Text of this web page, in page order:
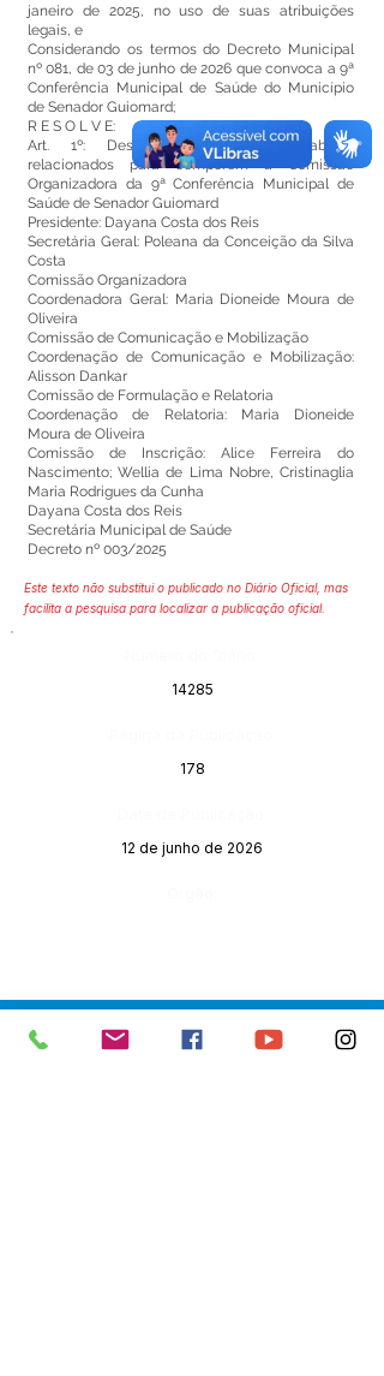
janeiro de 2025, no uso de suas atribuições
legais, e
Considerando os termos do Decreto Municipal
nº 081, de 03 de junho de 2026 que convoca a 9ª
Conferência Municipal de Saúde do Município
de Senador Guiomard;
R E S O L V E:
Art. 1º: Designar os membros abaixo
relacionados para comporem a Comissão
Organizadora da 9ª Conferência Municipal de
Saúde de Senador Guiomard
Presidente: Dayana Costa dos Reis
Secretária Geral: Poleana da Conceição da Silva
Costa
Comissão Organizadora
Coordenadora Geral: Maria Dioneide Moura de
Oliveira
Comissão de Comunicação e Mobilização
Coordenação de Comunicação e Mobilização:
Alisson Dankar
Comissão de Formulação e Relatoria
Coordenação de Relatoria: Maria Dioneide
Moura de Oliveira
Comissão de Inscrição: Alice Ferreira do
Nascimento; Wellia de Lima Nobre, Cristinaglia
Maria Rodrigues da Cunha
Dayana Costa dos Reis
Secretária Municipal de Saúde
Decreto nº 003/2025
Este texto não substitui o publicado no Diário Oficial, mas
facilita a pesquisa para localizar a publicação oficial.
14285
178
12 de junho de 2026